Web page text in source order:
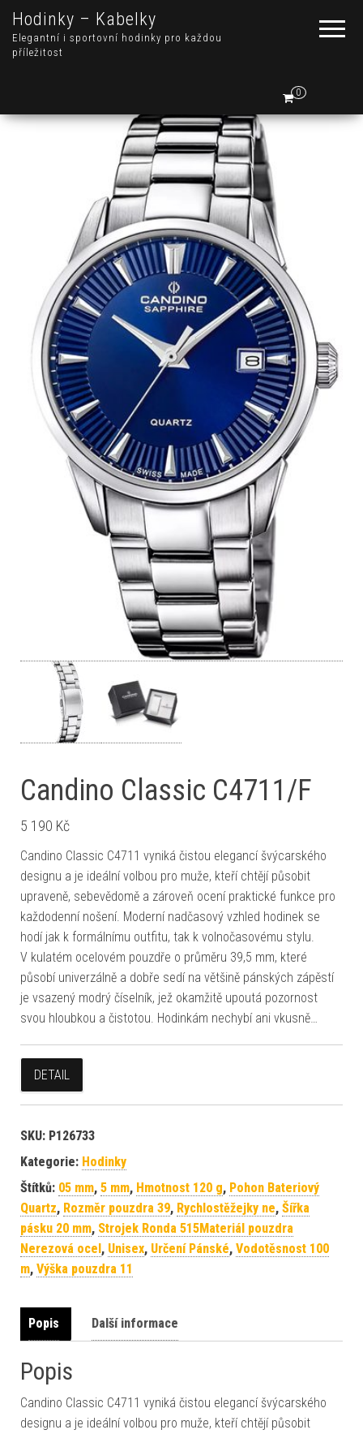
Hodinky – Kabelky
Elegantní i sportovní hodinky pro každou
příležitost
0
Candino Classic C4711/F
5 190 Kč
Candino Classic C4711 vyniká čistou elegancí švýcarského
designu a je ideální volbou pro muže, kteří chtějí působit
upraveně, sebevědomě a zároveň ocení praktické funkce pro
každodenní nošení. Moderní nadčasový vzhled hodinek se
hodí jak k formálnímu outfitu, tak k volnočasovému stylu.
V kulatém ocelovém pouzdře o průměru 39,5 mm, které
působí univerzálně a dobře sedí na většině pánských zápěstí
je vsazený modrý číselník, jež okamžitě upoutá pozornost
svou hloubkou a čistotou. Hodinkám nechybí ani vkusně…
DETAIL
SKU: P126733
Kategorie: Hodinky
Štítků: 05 mm, 5 mm, Hmotnost 120 g, Pohon Bateriový
Quartz, Rozměr pouzdra 39, Rychlostěžejky ne, Šířka
pásku 20 mm, Strojek Ronda 515Materiál pouzdra
Nerezová ocel, Unisex, Určení Pánské, Vodotěsnost 100
m, Výška pouzdra 11
Popis Další informace
Popis
Candino Classic C4711 vyniká čistou elegancí švýcarského
designu a je ideální volbou pro muže, kteří chtějí působit